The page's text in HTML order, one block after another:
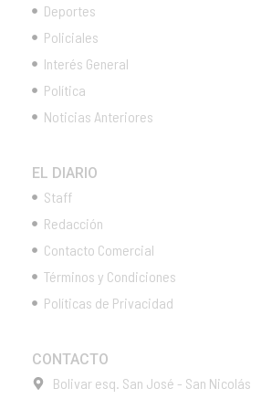
Deportes
Policiales
Interés General
Política
Noticias Anteriores
EL DIARIO
Staff
Redacción
Contacto Comercial
Términos y Condiciones
Políticas de Privacidad
CONTACTO
Bolivar esq. San José - San Nicolás